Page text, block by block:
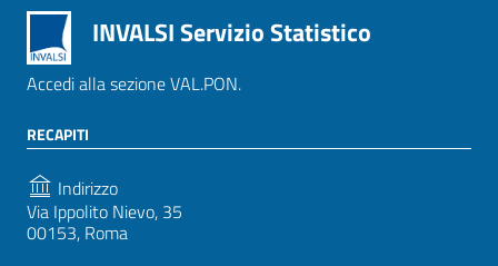
INVALSI Servizio Statistico
Accedi alla sezione VAL.PON.
RECAPITI
Indirizzo
Via Ippolito Nievo, 35
00153, Roma